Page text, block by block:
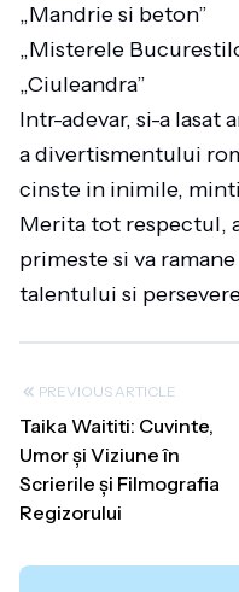
„Mandrie si beton”
„Misterele
„Ciuleandra”
Intr-adevar, si-a lasat
a divertismentului
cinste in inimile,
Merita tot respectul,
primeste si va
talentului si
PREVIOUS ARTICLE
Taika Waititi: Cuvinte,
Umor și Viziune în
Scrierile și Filmografia
Regizorului